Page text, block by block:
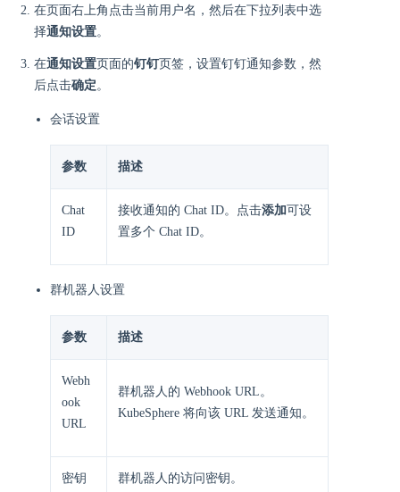
在页面右上角点击当前用户名，然后在下拉列表中选
择通知设置。
在通知设置页面的钉钉页签，设置钉钉通知参数，然
后点击确定。
会话设置
参数 描述
Chat
ID
接收通知的 Chat ID。点击添加可设
置多个 Chat ID。
群机器人设置
参数 描述
Webh
ook
URL
群机器人的 Webhook URL。
KubeSphere 将向该 URL 发送通知。
密钥 群机器人的访问密钥。